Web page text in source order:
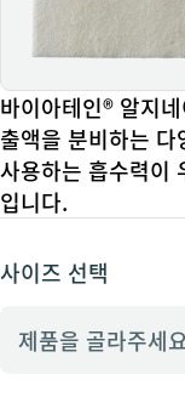
바이아테인® 알지
출액을 분비하는
사용하는 흡수력이
입니다.
사이즈 선택
제품을 골라주세